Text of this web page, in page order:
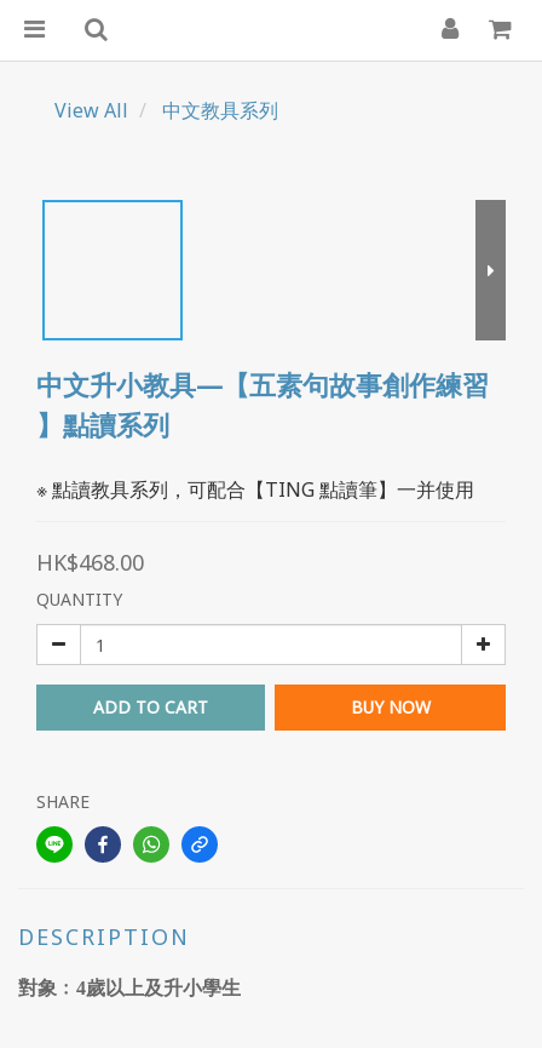
View All 中文教具系列
中文升小教具—【五素句故事創作練習
】點讀系列
※ 點讀教具系列，可配合【TING 點讀筆】一并使用
HK$468.00
QUANTITY
ADD TO CART BUY NOW
SHARE
DESCRIPTION
對象﹕ 4歲以上及升小學生